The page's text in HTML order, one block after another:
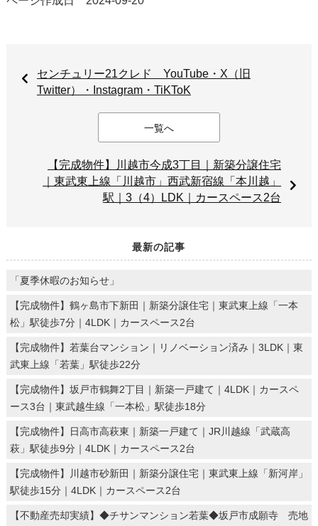
センチュリー21クレド YouTube・X（旧
Twitter）・Instagram・TiKToK
一覧へ
【完成物件】川越市今成3丁目｜新築分譲住宅
｜東武東上線「川越市」西武新宿線「本川越」
駅｜3（4）LDK｜カースペース2台
最新の記事
「夏季休暇のお知らせ」
【完成物件】鶴ヶ島市下新田｜新築分譲住宅｜東武東上線「一本
松」駅徒歩7分｜4LDK｜カースペース2台
【完成物件】若葉台マンション｜リノベーション済み｜3LDK｜東
武東上線「若葉」駅徒歩22分
【完成物件】坂戸市鶴舞2丁目｜新築一戸建て｜4LDK｜カースペ
ース3台｜東武越生線「一本松」駅徒歩18分
【完成物件】日高市高萩東｜新築一戸建て｜JR川越線「武蔵高
萩」駅徒歩9分｜4LDK｜カースペース2台
【完成物件】川越市砂新田｜新築分譲住宅｜東武東上線「新河岸」
駅徒歩15分｜4LDK｜カースペース2台
【不動産売却実績】◆チサンマンション若葉◆坂戸市成願寺 売地